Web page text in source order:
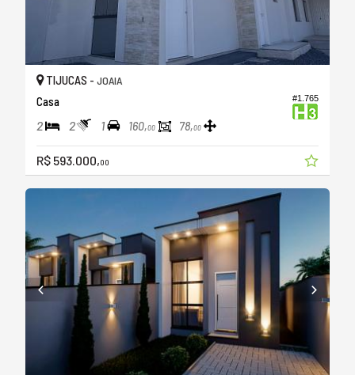
#1.765
TIJUCAS - JOAIA
Casa
2 2 1 160,00 78,00
R$ 593.000,00